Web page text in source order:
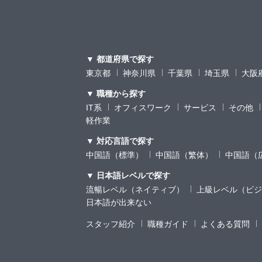
▼ 都道府県で探す
東京都
神奈川県 千葉県 埼玉県 大阪
▼ 職種から探す
IT系
オフィスワーク サービス
その他
軽作業
▼ 対応言語で探す
中国語（標準）
中国語（繁体） 中国語（
▼ 日本語レベルで探す
流暢レベル（ネイティブ）
上級レベル（ビ
日本語が出来ない
スタッフ紹介 職種ガイド よくある質問